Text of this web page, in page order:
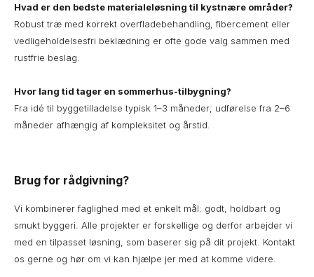
Hvad er den bedste materialeløsning til kystnære områder?
Robust træ med korrekt overfladebehandling, fibercement eller
vedligeholdelsesfri beklædning er ofte gode valg sammen med
rustfrie beslag.
Hvor lang tid tager en sommerhus-tilbygning?
Fra idé til byggetilladelse typisk 1–3 måneder; udførelse fra 2–6
måneder afhængig af kompleksitet og årstid.
Brug for rådgivning?
Vi kombinerer faglighed med et enkelt mål: godt, holdbart og
smukt byggeri. Alle projekter er forskellige og derfor arbejder vi
med en tilpasset løsning, som baserer sig på dit projekt. Kontakt
os gerne og hør om vi kan hjælpe jer med at komme videre.